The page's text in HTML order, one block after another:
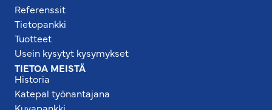
Referenssit
Tietopankki
Tuotteet
Usein kysytyt kysymykset
TIETOA MEISTÄ
Historia
Katepal työnantajana